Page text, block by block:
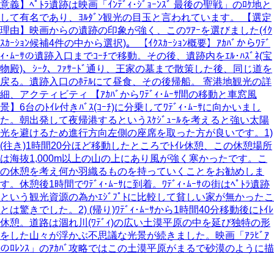
意義】ﾍﾟﾄﾗ遺跡は映画「ｲﾝﾃﾞｨ･ｼﾞｮｰﾝｽﾞ 最後の聖戦」のﾛｹ地と
して有名であり、ﾖﾙﾀﾞﾝ観光の目玉と言われています。 【選定
理由】映画からの遺跡の印象が強く、このﾂｱｰを選びました(ｲｸ
ｽｶｰｼｮﾝ候補4件の中から選択)。 【ｲｸｽｶｰｼｮﾝ概要】ｱｶﾊﾞからﾜﾃﾞ
ｨ･ﾑｰｻの遺跡入口までｺｰﾁで移動。その後、遺跡内をｴﾙ･ﾊｽﾞﾈ(宝
物殿)、ｼｰｸ、ﾌｧｻｰﾄﾞ通り、王家の墓まで散策した後、同じ道を
戻る。遺跡入口のﾎﾃﾙにて昼食、その後帰船。 寄港地観光の詳
細、アクティビティ 【ｱｶﾊﾞからﾜﾃﾞｨ･ﾑｰｻ間の移動と車窓風
景】6台のﾄｲﾚ付きﾊﾞｽ(ｺｰﾁ)に分乗してﾜﾃﾞｨ･ﾑｰｻに向かいまし
た。朝出発して夜帰港するというｽｹｼﾞｭｰﾙを考えると強い太陽
光を避けるため進行方向左側の座席を取った方が良いです。1)
(往き)1時間20分ほど移動したところでﾄｲﾚ休憩、この休憩場所
は海抜1,000m以上の山の上にあり風が強く寒かったです。こ
の休憩を考え何か羽織るものを持っていくことをお勧めしま
す。休憩後1時間でﾜﾃﾞｨ･ﾑｰｻに到着。ﾜﾃﾞｨ･ﾑｰｻの街はﾍﾟﾄﾗ遺跡
という観光資源の為かｴｼﾞﾌﾟﾄに比較して貧しい家が無かったこ
とは驚きでした。2) (帰り)ﾜﾃﾞｨ･ﾑｰｻから1時間40分移動後にﾄｲﾚ
休憩。道路は涸れ川(ﾜﾃﾞｨ)の広い土漠平原の中を延び独特の形
をした山々が浮かぶ不思議な光景が続きました。映画「ｱﾗﾋﾞｱ
のﾛﾚﾝｽ」のｱｶﾊﾞ攻略ではこの土漠平原がまるで砂漠のように描